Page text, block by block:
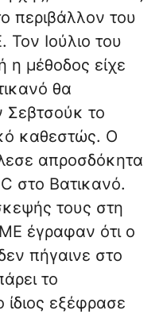
περιβάλλον του
Ιούλιο του
η μέθοδος είχε
θα
Σεβτσούκ το
καθεστώς. Ο
απροσδόκητα
στο Βατικανό.
τους στη
έγραφαν ότι ο
πήγαινε στο
το
ίδιος εξέφρασε